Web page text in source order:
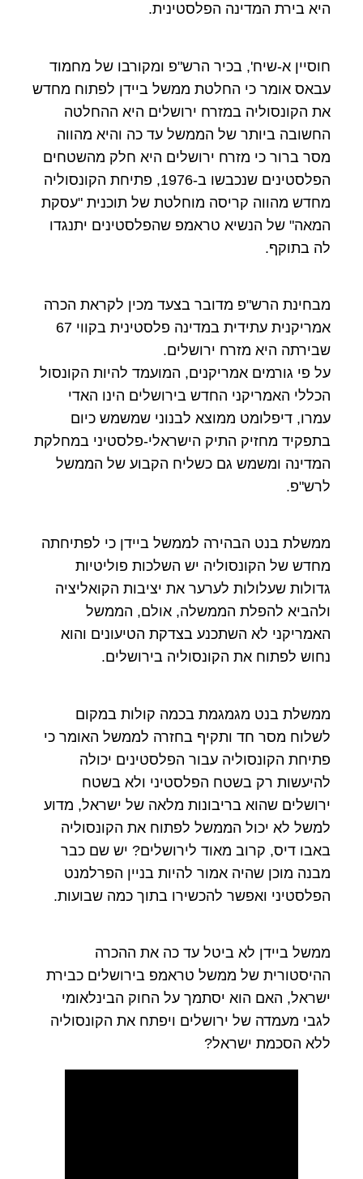
היא בירת המדינה הפלסטינית.
חוסיין א-שיח', בכיר הרש"פ ומקורבו של מחמוד
עבאס אומר כי החלטת ממשל ביידן לפתוח מחדש
את הקונסוליה במזרח ירושלים היא ההחלטה
החשובה ביותר של הממשל עד כה והיא מהווה
מסר ברור כי מזרח ירושלים היא חלק מהשטחים
הפלסטינים שנכבשו ב-1976, פתיחת הקונסוליה
מחדש מהווה קריסה מוחלטת של תוכנית "עסקת
המאה" של הנשיא טראמפ שהפלסטינים יתנגדו
לה בתוקף.
מבחינת הרש"פ מדובר בצעד מכין לקראת הכרה
אמריקנית עתידית במדינה פלסטינית בקווי 67
שבירתה היא מזרח ירושלים.
על פי גורמים אמריקנים, המועמד להיות הקונסול
הכללי האמריקני החדש בירושלים הינו האדי
עמרו, דיפלומט ממוצא לבנוני שמשמש כיום
בתפקיד מחזיק התיק הישראלי-פלסטיני במחלקת
המדינה ומשמש גם כשליח הקבוע של הממשל
לרש"פ.
ממשלת בנט הבהירה לממשל ביידן כי לפתיחתה
מחדש של הקונסוליה יש השלכות פוליטיות
גדולות שעלולות לערער את יציבות הקואליציה
ולהביא להפלת הממשלה, אולם, הממשל
האמריקני לא השתכנע בצדקת הטיעונים והוא
נחוש לפתוח את הקונסוליה בירושלים.
ממשלת בנט מגמגמת בכמה קולות במקום
לשלוח מסר חד ותקיף בחזרה לממשל האומר כי
פתיחת הקונסוליה עבור הפלסטינים יכולה
להיעשות רק בשטח הפלסטיני ולא בשטח
ירושלים שהוא בריבונות מלאה של ישראל, מדוע
למשל לא יכול הממשל לפתוח את הקונסוליה
באבו דיס, קרוב מאוד לירושלים? יש שם כבר
מבנה מוכן שהיה אמור להיות בניין הפרלמנט
הפלסטיני ואפשר להכשירו בתוך כמה שבועות.
ממשל ביידן לא ביטל עד כה את ההכרה
ההיסטורית של ממשל טראמפ בירושלים כבירת
ישראל, האם הוא יסתמך על החוק הבינלאומי
לגבי מעמדה של ירושלים ויפתח את הקונסוליה
ללא הסכמת ישראל?